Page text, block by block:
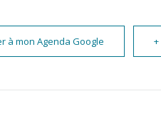
à mon Agenda Google